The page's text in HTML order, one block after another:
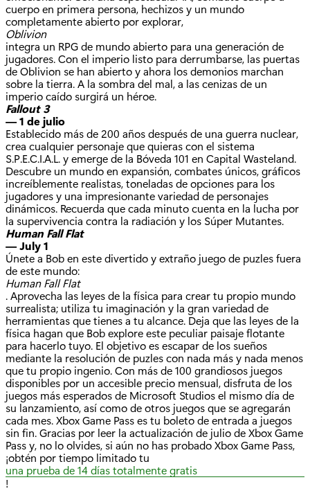
cuerpo en primera persona, hechizos y un mundo
completamente abierto por explorar,
Oblivion
integra un RPG de mundo abierto para una generación de
jugadores. Con el imperio listo para derrumbarse, las puertas
de Oblivion se han abierto y ahora los demonios marchan
sobre la tierra. A la sombra del mal, a las cenizas de un
imperio caído surgirá un héroe.
Fallout 3
— 1 de julio
Establecido más de 200 años después de una guerra nuclear,
crea cualquier personaje que quieras con el sistema
S.P.E.C.I.A.L. y emerge de la Bóveda 101 en Capital Wasteland.
Descubre un mundo en expansión, combates únicos, gráficos
increíblemente realistas, toneladas de opciones para los
jugadores y una impresionante variedad de personajes
dinámicos. Recuerda que cada minuto cuenta en la lucha por
la supervivencia contra la radiación y los Súper Mutantes.
Human Fall Flat
— July 1
Únete a Bob en este divertido y extraño juego de puzles fuera
de este mundo:
Human Fall Flat
. Aprovecha las leyes de la física para crear tu propio mundo
surrealista; utiliza tu imaginación y la gran variedad de
herramientas que tienes a tu alcance. Deja que las leyes de la
física hagan que Bob explore este peculiar paisaje flotante
para hacerlo tuyo. El objetivo es escapar de los sueños
mediante la resolución de puzles con nada más y nada menos
que tu propio ingenio. Con más de 100 grandiosos juegos
disponibles por un accesible precio mensual, disfruta de los
juegos más esperados de Microsoft Studios el mismo día de
su lanzamiento, así como de otros juegos que se agregarán
cada mes. Xbox Game Pass es tu boleto de entrada a juegos
sin fin. Gracias por leer la actualización de julio de Xbox Game
Pass y, no lo olvides, si aún no has probado Xbox Game Pass,
¡obtén por tiempo limitado tu
una prueba de 14 días totalmente gratis
!